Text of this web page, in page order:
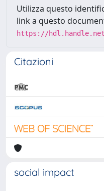
Utilizza questo
link a questo
https://hdl.handle.net/
Citazioni
social impact